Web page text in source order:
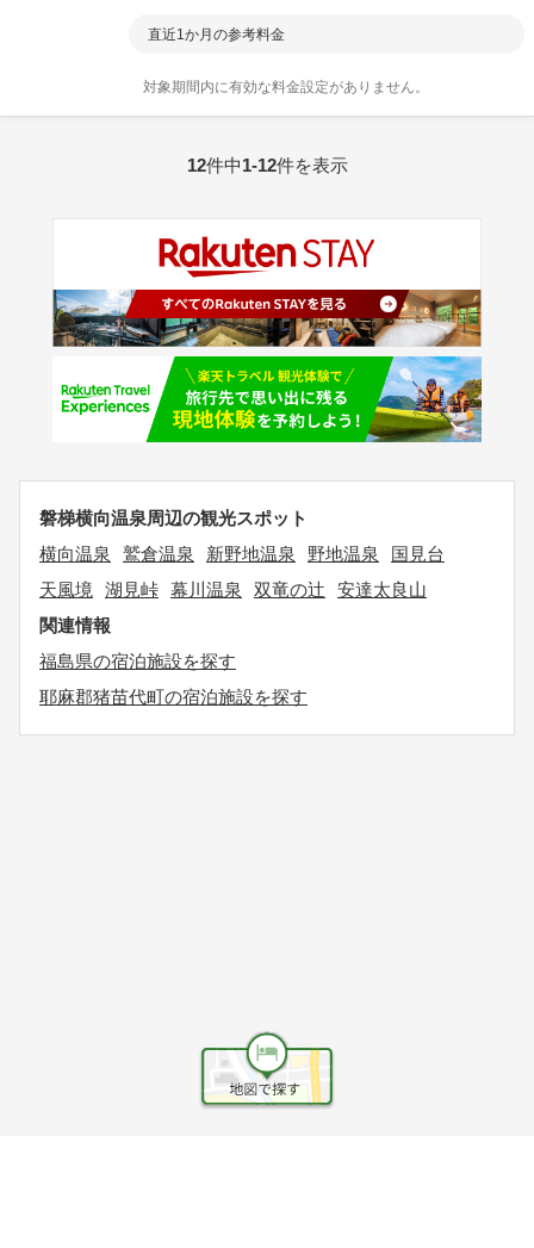
直近1か月の参考料金
対象期間内に有効な料金設定がありません。
12件中1-12件を表示
磐梯横向温泉周辺の観光スポット
横向温泉
鷲倉温泉 新野地温泉 野地温泉
国見台
天風境
湖見峠 幕川温泉 双竜の辻
安達太良山
関連情報
福島県の宿泊施設を探す
耶麻郡猪苗代町の宿泊施設を探す